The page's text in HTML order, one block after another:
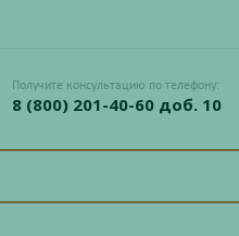
Получите консультацию по телефону:
8 (800) 201-40-60 доб. 10